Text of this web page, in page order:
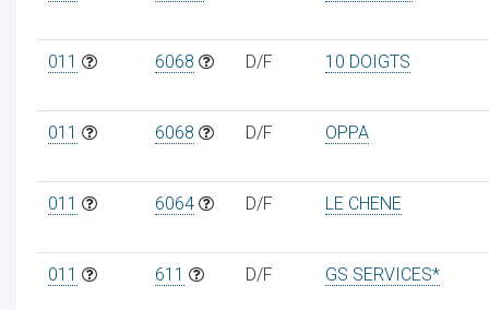
011 6068 D/F 10 DOIGTS
011 6068 D/F OPPA
011 6064 D/F LE CHENE
011 611 D/F GS SERVICES*